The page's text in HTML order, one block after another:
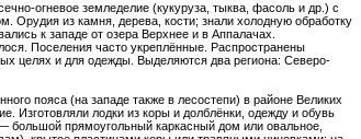
огневое земледелие (кукуруза, тыква, фасоль и др.) с
Орудия из камня, дерева, кости; знали холодную обработку
к западе от озера Верхнее и в Аппалачах.
Поселения часто укреплённые. Распространены
целях и для одежды. Выделяются два региона: Северо-
пояса (на западе также в лесостепи) в районе Великих
Изготовляли лодки из коры и долблёнки, одежду и обувь
прямоугольный каркасный дом или овальное,